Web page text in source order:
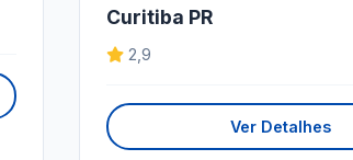
Curitiba PR
2,9
Ver Detalhes